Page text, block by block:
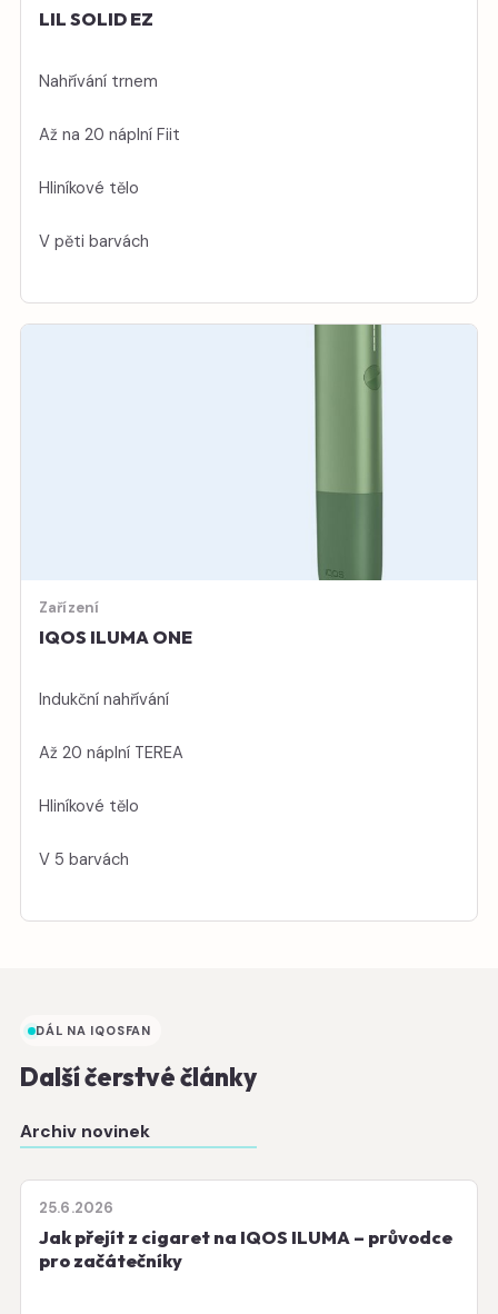
LIL SOLID EZ
Nahřívání trnem
Až na 20 náplní Fiit
Hliníkové tělo
V pěti barvách
Zařízení
IQOS ILUMA ONE
Indukční nahřívání
Až 20 náplní TEREA
Hliníkové tělo
V 5 barvách
DÁL NA IQOSFAN
Další čerstvé články
Archiv novinek
25.6.2026
Jak přejít z cigaret na IQOS ILUMA – průvodce
pro začátečníky